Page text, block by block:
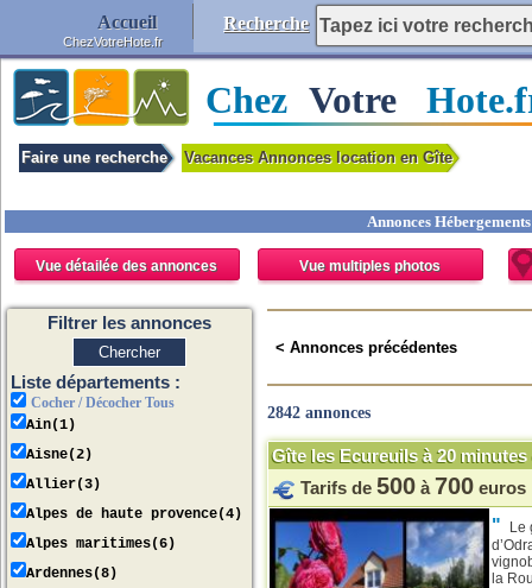
Faire une recherche Vacances Annonces location en Gîte
Annonces
Vue détailée des annonces Vue multiples photos
Filtrer les annonces
Liste départements :
Cocher / Décocher Tous
Ain(1)
Aisne(2)
Allier(3)
Alpes de haute provence(4)
Alpes maritimes(6)
Ardennes(8)
< Annonces précédentes
2842 annonces
Gîte les Ecureuils à 20
Tarifs de 500 à 700 euros
"
Le
la
Chez Votre
Accueil
ChezVotreHote.fr
Recherche